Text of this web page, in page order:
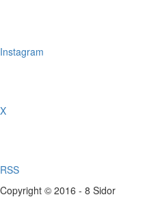
Instagram
X
RSS
Copyright © 2016 - 8 Sidor